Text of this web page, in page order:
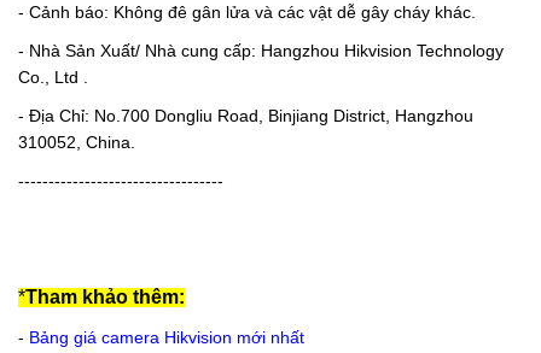
- Cảnh báo: Không đê gân lửa và các vật dễ gây cháy khác.
- Nhà Sản Xuất/ Nhà cung cấp: Hangzhou Hikvision Technology
Co., Ltd .
- Địa Chỉ: No.700 Dongliu Road, Binjiang District, Hangzhou
310052, China.
----------------------------------
*Tham khảo thêm:
- Bảng giá camera Hikvision mới nhất